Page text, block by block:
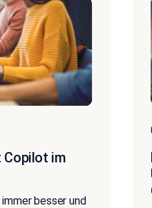
Copilot im
besser und